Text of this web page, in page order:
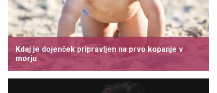
Kdaj je dojenček pripravljen na prvo kopanje v
morju